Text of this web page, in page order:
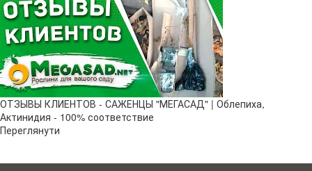
ОТЗЫВЫ КЛИЕНТОВ - САЖЕНЦЫ "МЕГАСАД" | Облепиха,
Актинидия - 100% соответствие
Переглянути